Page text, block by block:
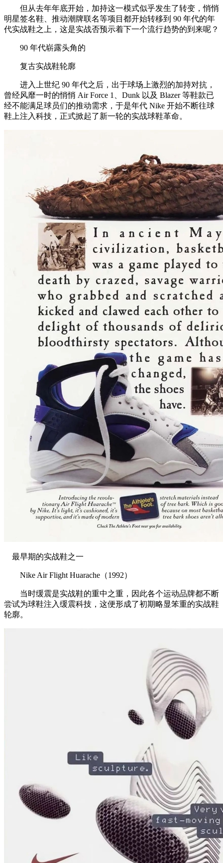
但从去年年底开始，加持这一模式似乎发生了转变，悄悄
明星签名鞋、推动潮牌联名等项目都开始转移到 90 年代的年
代实战鞋之上，这是实战否预示着下一个流行趋势的到来呢？
90 年代崭露头角的
复古实战鞋轮廓
进入上世纪 90 年代之后，出于球场上激烈的加持对抗，
曾经风靡一时的悄悄 Air Force 1、Dunk 以及 Blazer 等鞋款已
经不能满足球员们的推动需求，于是年代 Nike 开始不断往球
鞋上注入科技，正式掀起了新一轮的实战球鞋革命。
最早期的实战鞋之一
Nike Air Flight Huarache（1992）
当时缓震是实战鞋的重中之重，因此各个运动品牌都不断
尝试为球鞋注入缓震科技，这便形成了初期略显笨重的实战鞋
轮廓。